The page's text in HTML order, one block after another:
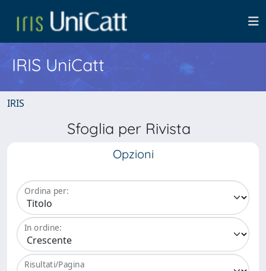
IRIS UniCatt
IRIS
Sfoglia per Rivista
Opzioni
Ordina per:
In ordine:
Risultati/Pagina